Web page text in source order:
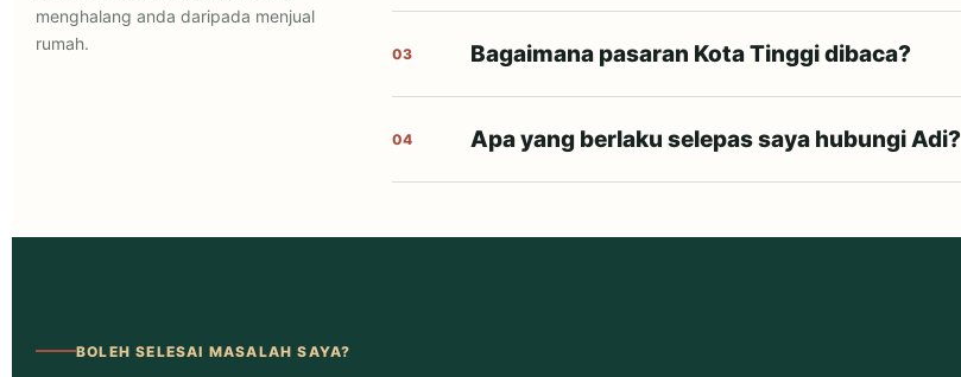
menghalang anda daripada menjual
rumah.
03 Bagaimana pasaran Kota Tinggi dibaca?
04 Apa yang berlaku selepas saya hubungi Adi?
BOLEH SELESAI MASALAH SAYA?